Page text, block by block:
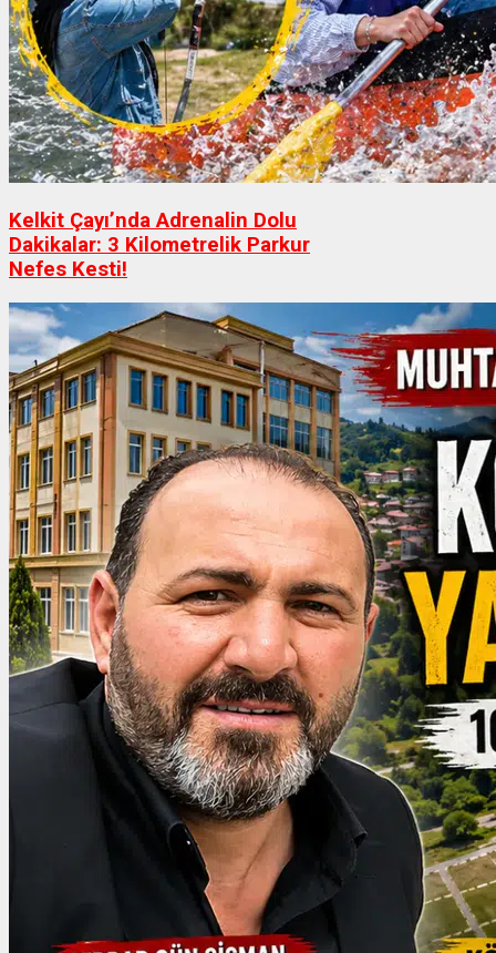
Kelkit Çayı’nda Adrenalin Dolu
Dakikalar: 3 Kilometrelik Parkur
Nefes Kesti!